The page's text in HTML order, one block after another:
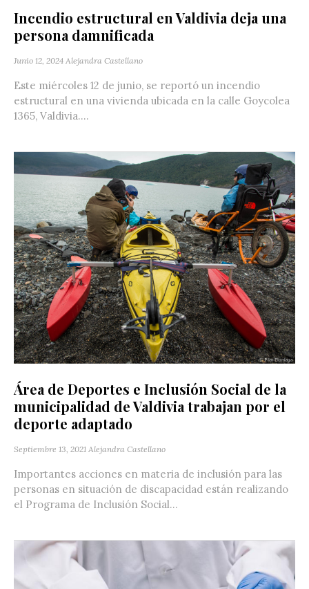
Incendio estructural en Valdivia deja una
persona damnificada
Junio 12, 2024 Alejandra Castellano
Este miércoles 12 de junio, se reportó un incendio
estructural en una vivienda ubicada en la calle Goycolea
1365, Valdivia....
Área de Deportes e Inclusión Social de la
municipalidad de Valdivia trabajan por el
deporte adaptado
Septiembre 13, 2021 Alejandra Castellano
Importantes acciones en materia de inclusión para las
personas en situación de discapacidad están realizando
el Programa de Inclusión Social...